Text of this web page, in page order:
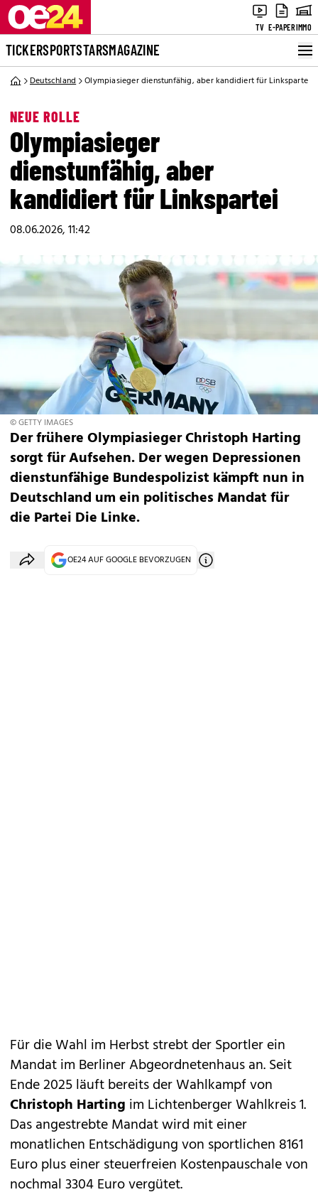
TV E-PAPERIMMO
TICKERSPORTSTARSMAGAZINE
Deutschland Olympiasieger dienstunfähig, aber kandidiert für Linkspartei
NEUE ROLLE
Olympiasieger
dienstunfähig, aber
kandidiert für Linkspartei
08.06.2026, 11:42
© GETTY IMAGES
Der frühere Olympiasieger Christoph Harting
sorgt für Aufsehen. Der wegen Depressionen
dienstunfähige Bundespolizist kämpft nun in
Deutschland um ein politisches Mandat für
die Partei Die Linke.
OE24 AUF GOOGLE BEVORZUGEN
Für die Wahl im Herbst strebt der Sportler ein
Mandat im Berliner Abgeordnetenhaus an. Seit
Ende 2025 läuft bereits der Wahlkampf von
Christoph Harting im Lichtenberger Wahlkreis 1.
Das angestrebte Mandat wird mit einer
monatlichen Entschädigung von sportlichen 8161
Euro plus einer steuerfreien Kostenpauschale von
nochmal 3304 Euro vergütet.